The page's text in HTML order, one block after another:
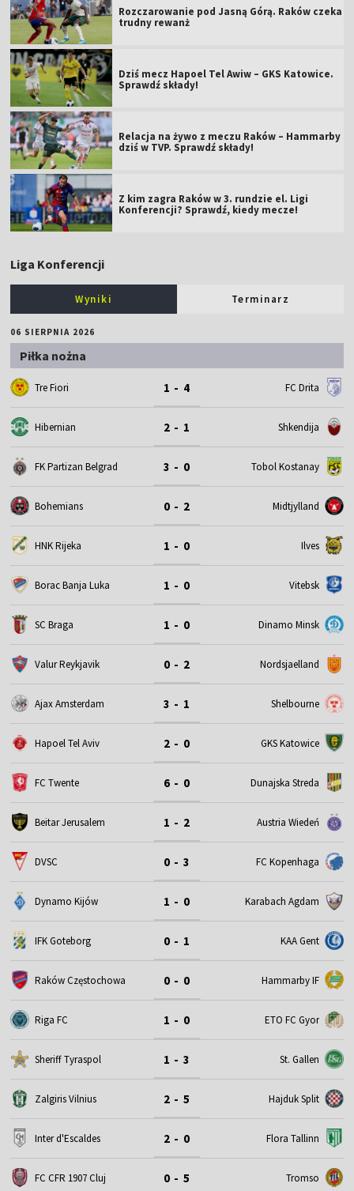
Rozczarowanie pod Jasną Górą. Raków czeka
trudny rewanż
Dziś mecz Hapoel Tel Awiw – GKS Katowice.
Sprawdź składy!
Relacja na żywo z meczu Raków – Hammarby
dziś w TVP. Sprawdź składy!
Z kim zagra Raków w 3. rundzie el. Ligi
Konferencji? Sprawdź, kiedy mecze!
Liga Konferencji
Wyniki Terminarz
06 SIERPNIA 2026
Piłka nożna
Tre Fiori 1 - 4 FC Drita
Hibernian 2 - 1 Shkendija
FK Partizan Belgrad 3 - 0 Tobol Kostanay
Bohemians 0 - 2 Midtjylland
HNK Rijeka 1 - 0 Ilves
Borac Banja Luka 1 - 0 Vitebsk
SC Braga 1 - 0 Dinamo Minsk
Valur Reykjavik 0 - 2 Nordsjaelland
Ajax Amsterdam 3 - 1 Shelbourne
Hapoel Tel Aviv 2 - 0 GKS Katowice
FC Twente 6 - 0 Dunajska Streda
Beitar Jerusalem 1 - 2 Austria Wiedeń
DVSC 0 - 3 FC Kopenhaga
Dynamo Kijów 1 - 0 Karabach Agdam
IFK Goteborg 0 - 1 KAA Gent
Raków Częstochowa 0 - 0 Hammarby IF
Riga FC 1 - 0 ETO FC Gyor
Sheriff Tyraspol 1 - 3 St. Gallen
Zalgiris Vilnius 2 - 5 Hajduk Split
Inter d'Escaldes 2 - 0 Flora Tallinn
FC CFR 1907 Cluj 0 - 5 Tromso